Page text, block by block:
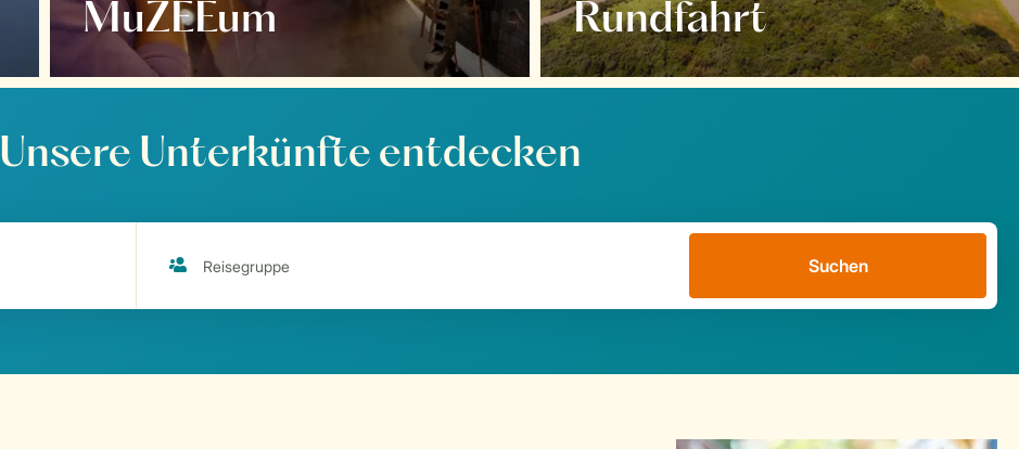
MuZEEum
Rundfahrt
Unsere Unterkünfte entdecken
Suchen